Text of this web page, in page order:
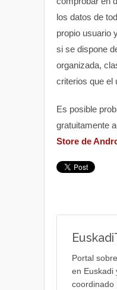
los datos de
propio usuario
si se dispone
organizada,
criterios que el
Es posible
gratuitamente
Store de
Portal
en Euskadi
coordinado